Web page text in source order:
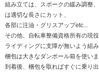
組み立ては、スポークの緩み調整
は適切な長さにカット、
各部に注油・グリスアップetc...
その他、自転車整備資格所有の現
ライディングに支障が無いよう組
梱包は大きなダンボール箱を使いま
到着後、梱包を取ればすぐに乗り